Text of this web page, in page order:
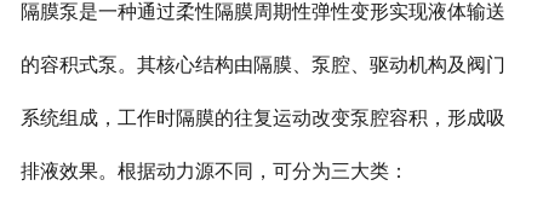
隔膜泵是一种通过柔性隔膜周期性弹性变形实现液体输送
的容积式泵。其核心结构由隔膜、泵腔、驱动机构及阀门
系统组成，工作时隔膜的往复运动改变泵腔容积，形成吸
排液效果。根据动力源不同，可分为三大类：